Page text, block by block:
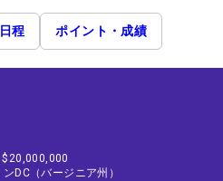
程 ポイント・成績
$20,000,000
DC（バージニア州）